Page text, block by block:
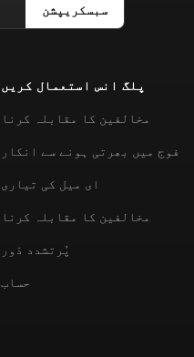
سبسکریپشن
پلگ انس استعمال کريں
مخالفین کا مقابلہ کرنا
فوج میں بھرتی ہونے سے انکار
ای میل کی تیاری
مخالفین کا مقابلہ کرنا
پُرتشدد دَور
حساب